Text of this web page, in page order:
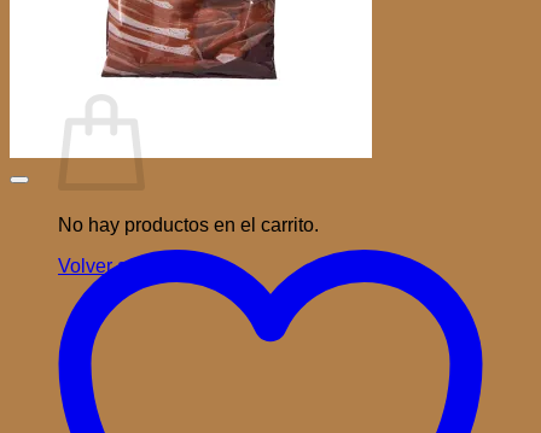
Volver a la tienda
Carrito
No hay productos en el carrito.
Volver a la tienda